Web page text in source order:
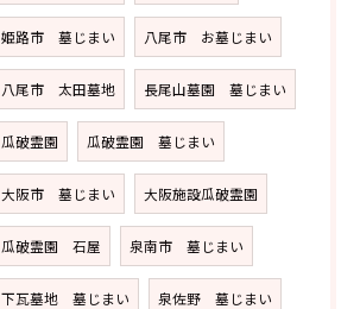
姫路市 墓じまい 八尾市 お墓じまい
八尾市 太田墓地 長尾山墓園 墓じまい
瓜破霊園 瓜破霊園 墓じまい
大阪市 墓じまい 大阪施設瓜破霊園
瓜破霊園 石屋 泉南市 墓じまい
下瓦墓地 墓じまい 泉佐野 墓じまい